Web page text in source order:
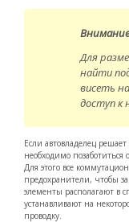
Для
найти
висеть
доступ к
Если автовладелец
необходимо позаботиться
Для этого все
предохранители, чтобы
элементы располагают в
устанавливают на
проводку.